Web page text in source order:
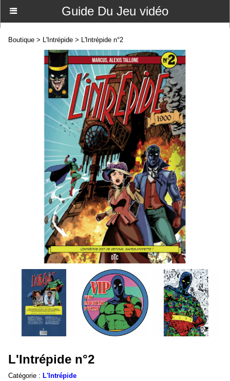
Guide Du Jeu vidéo
Boutique > L'Intrépide > L'Intrépide n°2
L'Intrépide n°2
Catégorie : L'Intrépide